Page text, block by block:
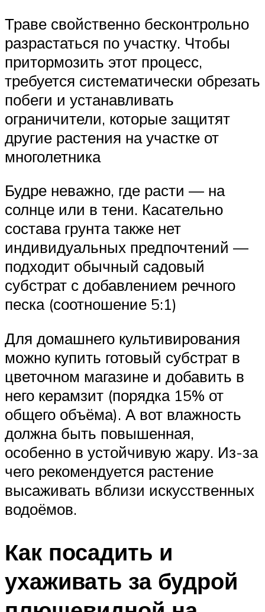
Траве свойственно бесконтрольно
разрастаться по участку. Чтобы
притормозить этот процесс,
требуется систематически обрезать
побеги и устанавливать
ограничители, которые защитят
другие растения на участке от
многолетника
Будре неважно, где расти — на
солнце или в тени. Касательно
состава грунта также нет
индивидуальных предпочтений —
подходит обычный садовый
субстрат с добавлением речного
песка (соотношение 5:1)
Для домашнего культивирования
можно купить готовый субстрат в
цветочном магазине и добавить в
него керамзит (порядка 15% от
общего объёма). А вот влажность
должна быть повышенная,
особенно в устойчивую жару. Из-за
чего рекомендуется растение
высаживать вблизи искусственных
водоёмов.
Как посадить и
ухаживать за будрой